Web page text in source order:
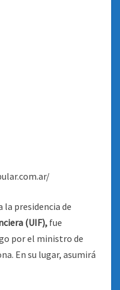
la presidencia de
(UIF), fue
por el ministro de
En su lugar, asumirá